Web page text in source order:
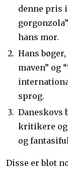
denne pris i
hans mor.
Hans
maven” og
sprog.
Daneskovs
kritikere
og
Disse er blot